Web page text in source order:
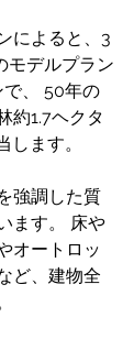
によると、3
モデルプラン
で、 50年の
約1.7ヘクタ
します。
強調した質
ます。 床や
オートロッ
ど、建物全